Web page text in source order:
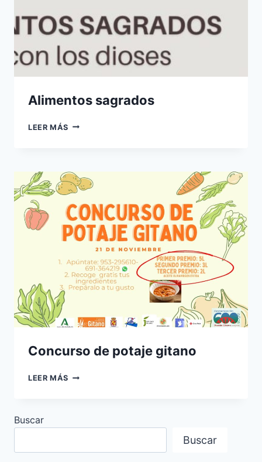
Alimentos sagrados
LEER MÁS ALIMENTOS
Concurso de potaje gitano
LEER MÁS CONCURSO
Buscar
Buscar